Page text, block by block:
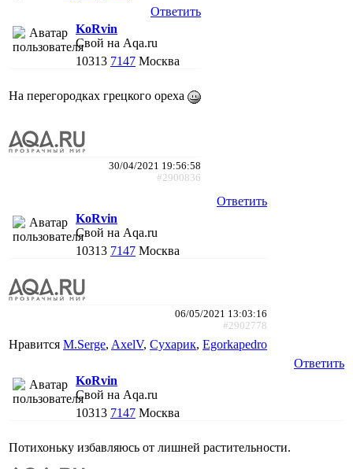
Ответить
KoRvin
Свой на Aqa.ru
10313 7147 Москва
На перегородках грецкого ореха
30/04/2021 19:56:58
#2900836
Ответить
KoRvin
Свой на Aqa.ru
10313 7147 Москва
06/05/2021 13:03:16
#2902778
Нравится M.Serge, AxelV, Сухарик, Egorkapedro
Ответить
KoRvin
Свой на Aqa.ru
10313 7147 Москва
Потихоньку избавляюсь от лишней растительности.